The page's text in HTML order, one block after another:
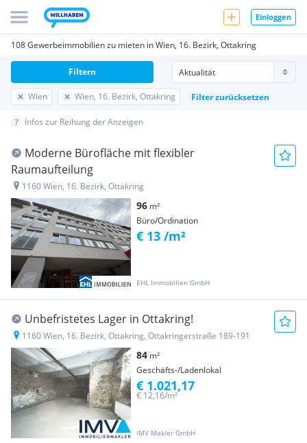
Einloggen
108 Gewerbeimmobilien zu mieten in Wien, 16. Bezirk, Ottakring
Wien Wien, 16. Bezirk, Ottakring Filter zurücksetzen
Filtern
Infos zur Reihung der Anzeigen
Moderne Bürofläche mit flexibler
Raumaufteilung
1160 Wien, 16. Bezirk, Ottakring
96 m²
Büro/Ordination
EHL Immobilien GmbH
€ 13 /m²
Unbefristetes Lager in Ottakring!
1160 Wien, 16. Bezirk, Ottakring, Ottakringerstraße 189-191
84 m²
Geschäfts-/Ladenlokal
IMV Makler GmbH
€ 12,16/m²
€ 1.021,17